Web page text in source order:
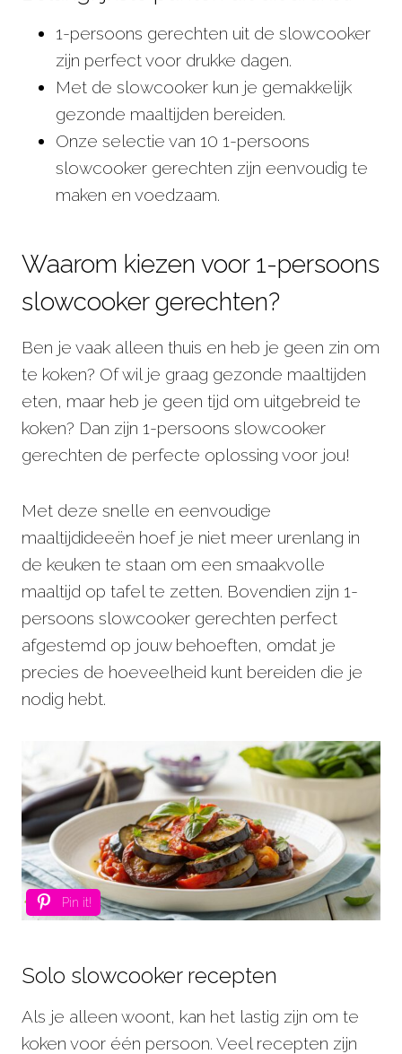
1-persoons gerechten uit de slowcooker
zijn perfect voor drukke dagen.
Met de slowcooker kun je gemakkelijk
gezonde maaltijden bereiden.
Onze selectie van 10 1-persoons
slowcooker gerechten zijn eenvoudig te
maken en voedzaam.
Waarom kiezen voor 1-persoons
slowcooker gerechten?
Ben je vaak alleen thuis en heb je geen zin om
te koken? Of wil je graag gezonde maaltijden
eten, maar heb je geen tijd om uitgebreid te
koken? Dan zijn 1-persoons slowcooker
gerechten de perfecte oplossing voor jou!
Met deze snelle en eenvoudige
maaltijdideeën hoef je niet meer urenlang in
de keuken te staan om een smaakvolle
maaltijd op tafel te zetten. Bovendien zijn 1-
persoons slowcooker gerechten perfect
afgestemd op jouw behoeften, omdat je
precies de hoeveelheid kunt bereiden die je
nodig hebt.
Pin it!
Solo slowcooker recepten
Als je alleen woont, kan het lastig zijn om te
koken voor één persoon. Veel recepten zijn